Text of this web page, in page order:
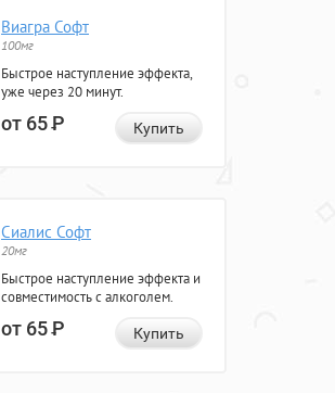
Виагра Софт
100мг
Быстрое наступление эффекта,
уже через 20 минут.
от 65Р Купить
Сиалис Софт
20мг
Быстрое наступление эффекта и
совместимость с алкоголем.
от 65Р Купить